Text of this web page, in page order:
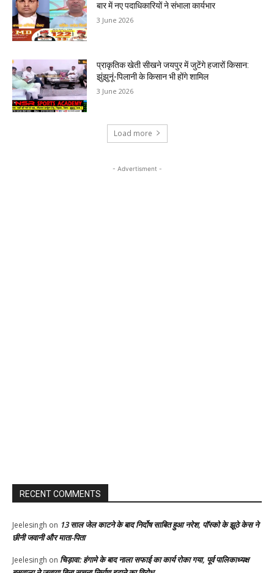
बार में नए पदाधिकारियों ने संभाला कार्यभार
3 June 2026
प्राकृतिक खेती सीखने जयपुर में जुटेंगे हजारों किसान:
झुंझुनूं-पिलानी के किसान भी होंगे शामिल
3 June 2026
Load more
- Advertisment -
RECENT COMMENTS
Jeelesingh on 13 साल जेल काटने के बाद निर्दोष साबित हुआ नरेश, पॉस्को के झूठे केस ने
छीनी जवानी और माता-पिता
Jeelesingh on चिड़ावा: हंगामे के बाद नाला सफाई का कार्य रोका गया, पूर्व पालिकाध्यक्ष